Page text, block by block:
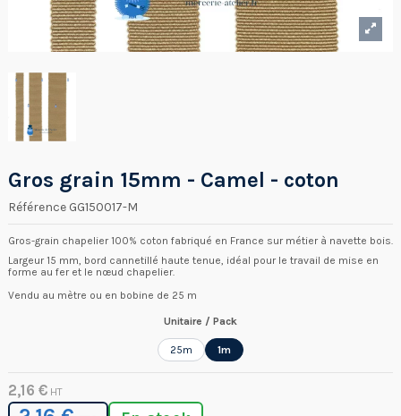
Gros grain 15mm - Camel - coton
Référence GG150017-M
Gros-grain chapelier 100% coton fabriqué en France sur métier à navette bois.
Largeur 15 mm, bord cannetillé haute tenue, idéal pour le travail de mise en
forme au fer et le nœud chapelier.
Vendu au mètre ou en bobine de 25 m
Unitaire / Pack
25m 1m
2,16 € HT